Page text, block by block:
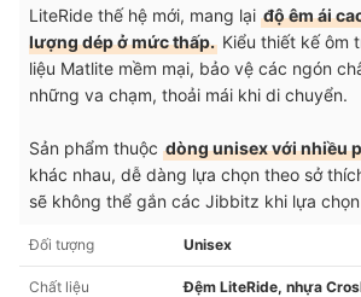
LiteRide thế hệ mới, mang lại độ êm ái
lượng dép ở mức thấp. Kiểu thiết kế ôm
liệu Matlite mềm mại, bảo vệ các ngón
những va chạm, thoải mái khi di chuyển.
Sản phẩm thuộc dòng unisex với nhiều
khác nhau, dễ dàng lựa chọn theo sở
sẽ không thể gắn các Jibbitz khi lựa
Đối tượng Unisex
Chất liệu Đệm LiteRide, nhựa